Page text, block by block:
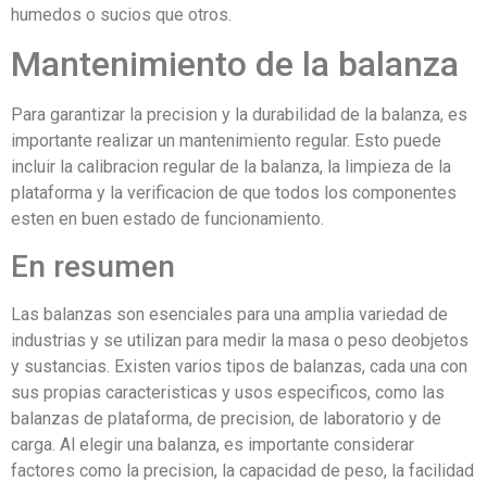
humedos o sucios que otros.
Mantenimiento de la balanza
Para garantizar la precision y la durabilidad de la balanza, es
importante realizar un mantenimiento regular. Esto puede
incluir la calibracion regular de la balanza, la limpieza de la
plataforma y la verificacion de que todos los componentes
esten en buen estado de funcionamiento.
En resumen
Las balanzas son esenciales para una amplia variedad de
industrias y se utilizan para medir la masa o peso deobjetos
y sustancias. Existen varios tipos de balanzas, cada una con
sus propias caracteristicas y usos especificos, como las
balanzas de plataforma, de precision, de laboratorio y de
carga. Al elegir una balanza, es importante considerar
factores como la precision, la capacidad de peso, la facilidad